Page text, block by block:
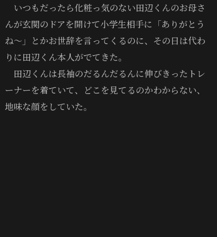
いつもだったら化粧っ気のない田辺くんのお母さ
んが玄関のドアを開けて小学生相手に「ありがとう
ね〜」とかお世辞を言ってくるのに、その日は代わ
りに田辺くん本人がでてきた。
田辺くんは長袖のだるんだるんに伸びきったトレ
ーナーを着ていて、どこを見てるのかわからない、
地味な顔をしていた。